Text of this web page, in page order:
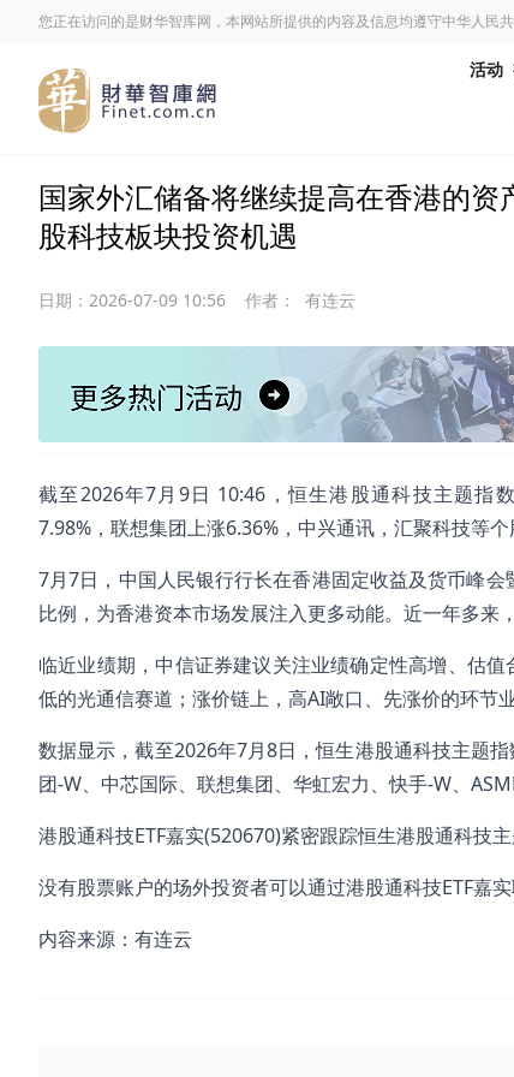
您正在访问的是财华智库网，本网站所提供的内容及信息均遵守中华人民
活动
国家外汇储备将继续提高在香港的
股科技板块投资机遇
日期： 2026-07-09 10:56 作者： 有连云
截至2026年7月9日 10:46，恒生港股通科技主题指
7.98%，联想集团上涨6.36%，中兴通讯，汇聚科技等个
7月7日，中国人民银行行长在香港固定收益及货币峰
比例，为香港资本市场发展注入更多动能。近一年多来
临近业绩期，中信证券建议关注业绩确定性高增、估
低的光通信赛道；涨价链上，高AI敞口、先涨价的环节
数据显示，截至2026年7月8日，恒生港股通科技主题
团-W、中芯国际、联想集团、华虹宏力、快手-W、
港股通科技ETF嘉实(520670)紧密跟踪恒生港股通科技
没有股票账户的场外投资者可以通过港股通科技ETF嘉
内容来源：有连云